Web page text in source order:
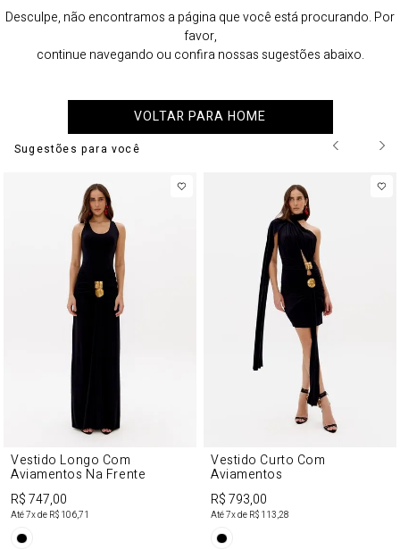
Desculpe, não encontramos a página que você está procurando. Por
favor,
continue navegando ou confira nossas sugestões abaixo.
VOLTAR PARA HOME
Sugestões para você
Vestido Longo Com
Aviamentos Na Frente
R$ 747,00
Até7x de R$ 106,71
Vestido Curto Com
Aviamentos
R$ 793,00
Até7x de R$ 113,28